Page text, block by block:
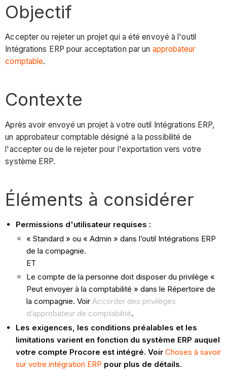
Objectif
Accepter ou rejeter un projet qui a été envoyé à l'outil
Intégrations ERP pour acceptation par un approbateur
comptable.
Contexte
Après avoir envoyé un projet à votre outil Intégrations ERP,
un approbateur comptable désigné a la possibilité de
l'accepter ou de le rejeter pour l'exportation vers votre
système ERP.
Éléments à considérer
Permissions d'utilisateur requises :
« Standard » ou « Admin » dans l’outil Intégrations ERP
de la compagnie.
ET
Le compte de la personne doit disposer du privilège «
Peut envoyer à la comptabilité » dans le Répertoire de
la compagnie. VoirAccorder des privilèges
d’approbateur de comptabilité.
Les exigences, les conditions préalables et les
limitations varient en fonction du système ERP auquel
votre compte Procore est intégré. VoirChoses à savoir
sur votre intégration ERP pour plus de détails.